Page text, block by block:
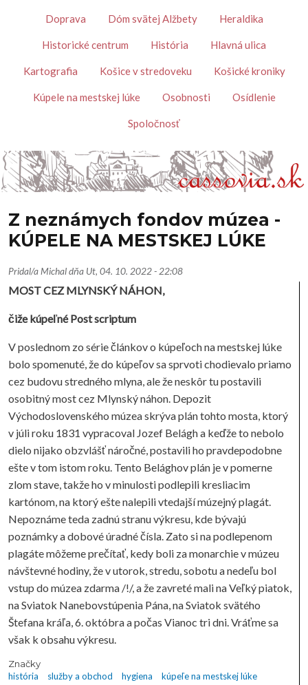
TémyDoprava Dóm svätej Alžbety Heraldika
Historické centrum História Hlavná ulica
Kartografia Košice v stredoveku Košické kroniky
Kúpele na mestskej lúke Osobnosti Osídlenie
Spoločnosť
Z neznámych fondov múzea -
KÚPELE NA MESTSKEJ LÚKE
Pridal/a Michaldňa Ut, 04. 10. 2022 - 22:08
MOST CEZ MLYNSKÝ NÁHON,
čiže kúpeľné Post scriptum
V poslednom zo série článkov o kúpeľoch na mestskej lúke
bolo spomenuté, že do kúpeľov sa sprvoti chodievalo priamo
cez budovu stredného mlyna, ale že neskôr tu postavili
osobitný most cez Mlynský náhon. Depozit
Východoslovenského múzea skrýva plán tohto mosta, ktorý
v júli roku 1831 vypracoval Jozef Belágh a keďže to nebolo
dielo nijako obzvlášť náročné, postavili ho pravdepodobne
ešte v tom istom roku. Tento Belághov plán je v pomerne
zlom stave, takže ho v minulosti podlepili kresliacim
kartónom, na ktorý ešte nalepili vtedajší múzejný plagát.
Nepoznáme teda zadnú stranu výkresu, kde bývajú
poznámky a dobové úradné čísla. Zato si na podlepenom
plagáte môžeme prečítať, kedy boli za monarchie v múzeu
návštevné hodiny, že v utorok, stredu, sobotu a nedeľu bol
vstup do múzea zdarma /!/, a že zavreté mali na Veľký piatok,
na Sviatok Nanebovstúpenia Pána, na Sviatok svätého
Štefana kráľa, 6. októbra a počas Vianoc tri dni. Vráťme sa
však k obsahu výkresu.
Značky
história
služby a obchod hygiena kúpeľe na mestskej lúke